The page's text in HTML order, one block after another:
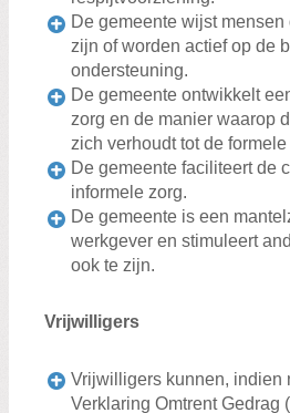
De gemeente wijst
zijn of worden actief op de
ondersteuning.
De gemeente ontwikkelt
zorg en de manier waarop
zich verhoudt tot de formele
De gemeente faciliteert de
informele zorg.
De gemeente is een
werkgever en stimuleert
ook te zijn.
Vrijwilligers
Vrijwilligers kunnen, indien
Verklaring Omtrent Gedrag